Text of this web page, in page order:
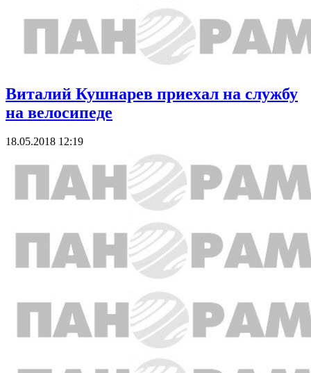
Виталий Кушнарев приехал на службу
на велосипеде
18.05.2018 12:19